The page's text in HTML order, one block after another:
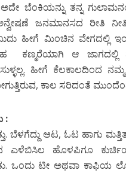
ಅದೇ ಬೆಂಕಿಯನ್ನು ತನ್ನ
ಜನಮಾನಸದ ರೀತಿ
ಹೀಗೆ ಮಿಂಚಿನ ವೇಗದಲ್ಲಿ
ಕಣ್ಮರೆಯಾಗಿ ಆ ಜಾಗದಲ್ಲಿ
ಹೀಗೆ ಕೆಲಕಾಲದಿಂದ
, ಕಾಲ ಸರಿದಂತೆ
:
ಬೆಳಗೆದ್ದು ಆಟ,ಓಟ ಹಾಗು
ಎಳೆಬಿಸಿಲ ಹೊಳಪಿಗೂ
ಒಂದು ಟೀ ಅಥವಾ ಕಾಫಿಯ